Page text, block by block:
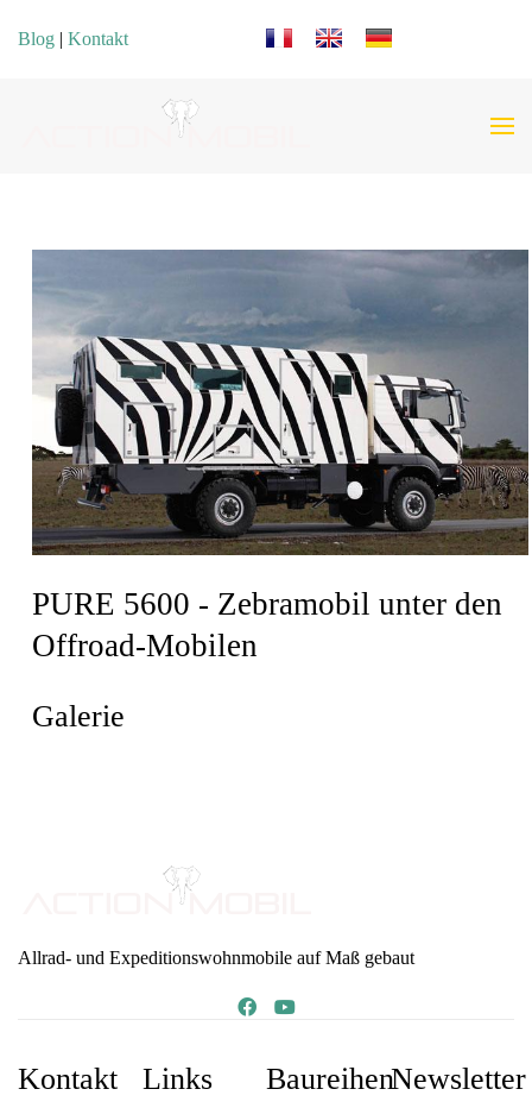
Blog | Kontakt Sprache auswählen
PURE 5600 - Zebramobil unter den
Offroad-Mobilen
Galerie
Allrad- und Expeditionswohnmobile auf Maß gebaut
Kontakt Links BaureihenNewsletter